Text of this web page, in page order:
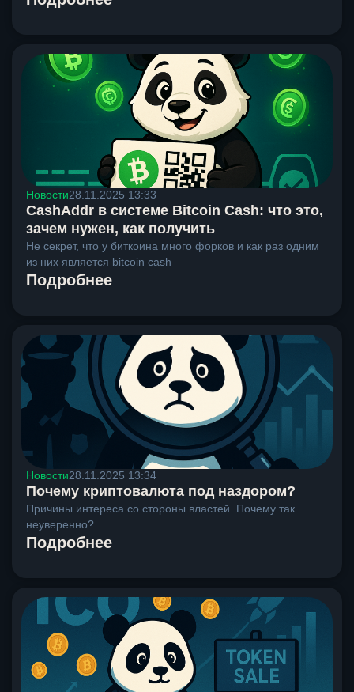
Новости28.11.2025 13:33
CashAddr в системе Bitcoin Cash: что это,
зачем нужен, как получить
Не секрет, что у биткоина много форков и как раз одним
из них является bitcoin cash
Подробнее
Новости28.11.2025 13:34
Почему криптовалюта под наздором?
Причины интереса со стороны властей. Почему так
неуверенно?
Подробнее